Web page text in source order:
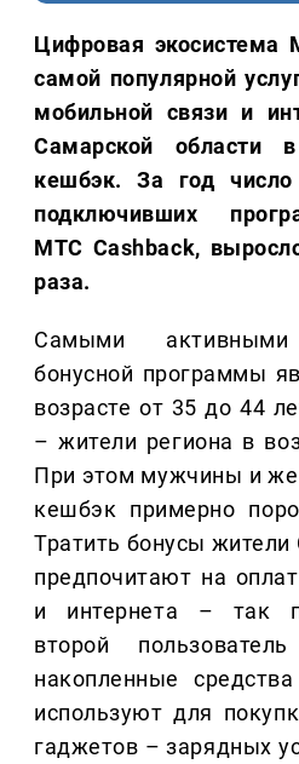
Цифровая экосистема
самой популярной
мобильной связи и
Самарской области
кешбэк. За год число
подключивших
МТС Cashback,
раза.
Самыми активными
бонусной программы
возрасте от 35 до 44
– жители региона в
При этом мужчины и
кешбэк примерно
Тратить бонусы жители
предпочитают на
и интернета – так
второй
накопленные
используют для
гаджетов – зарядных